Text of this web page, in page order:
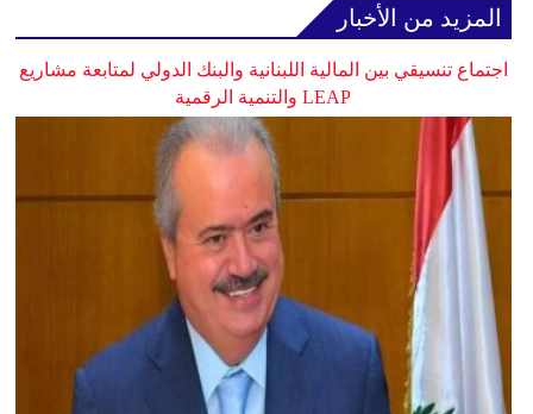
المزيد من الأخبار
اجتماع تنسيقي بين المالية اللبنانية والبنك الدولي لمتابعة مشاريع
LEAP والتنمية الرقمية